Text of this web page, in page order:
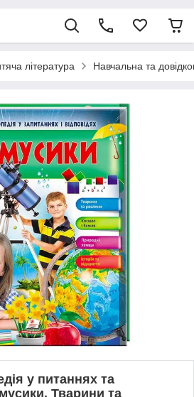
література Навчальна та
у питаннях та
Тварини та